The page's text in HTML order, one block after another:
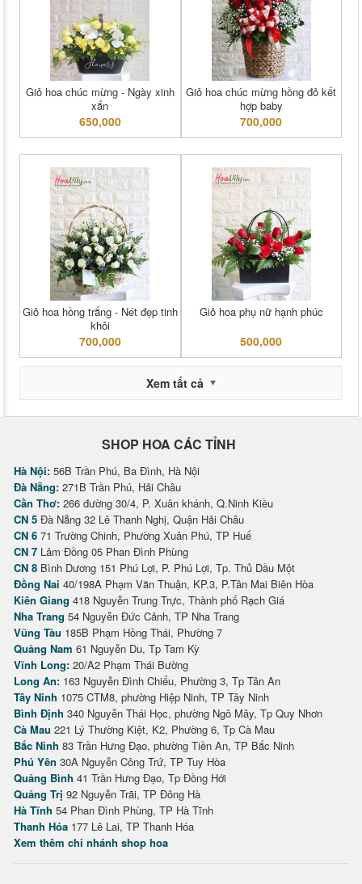
Giỏ hoa chúc mừng - Ngày xinh
xắn
650,000
Giỏ hoa chúc mừng hồng đỏ kết
hợp baby
700,000
Giỏ hoa hồng trắng - Nét đẹp tinh
khôi
700,000
Giỏ hoa phụ nữ hạnh phúc
500,000
Xem tất cả
SHOP HOA CÁC TỈNH
Hà Nội: 56B Trần Phú, Ba Đình, Hà Nội
Đà Nẵng: 271B Trần Phú, Hải Châu
Cần Thơ: 266 đường 30/4, P. Xuân khánh, Q.Ninh Kiều
CN 5 Đà Nẵng 32 Lê Thanh Nghị, Quận Hải Châu
CN 6 71 Trường Chinh, Phường Xuân Phú, TP Huế
CN 7 Lâm Đồng 05 Phan Đình Phùng
CN 8 Bình Dương 151 Phú Lợi, P. Phú Lợi, Tp. Thủ Dầu Một
Đồng Nai 40/198A Phạm Văn Thuận, KP.3, P.Tân Mai Biên Hòa
Kiên Giang 418 Nguyễn Trung Trực, Thành phố Rạch Giá
Nha Trang 54 Nguyễn Đức Cảnh, TP Nha Trang
Vũng Tàu 185B Phạm Hồng Thái, Phường 7
Quảng Nam 61 Nguyễn Du, Tp Tam Kỳ
Vĩnh Long: 20/A2 Phạm Thái Bường
Long An: 163 Nguyễn Đình Chiểu, Phường 3, Tp Tân An
Tây Ninh 1075 CTM8, phường Hiệp Ninh, TP Tây Ninh
Bình Định 340 Nguyễn Thái Học, phường Ngô Mây, Tp Quy Nhơn
Cà Mau 221 Lý Thường Kiệt, K2, Phường 6, Tp Cà Mau
Bắc Ninh 83 Trần Hưng Đạo, phường Tiền An, TP Bắc Ninh
Phú Yên 30A Nguyễn Công Trứ, TP Tuy Hòa
Quảng Bình 41 Trần Hưng Đạo, Tp Đồng Hới
Quảng Trị 92 Nguyễn Trãi, TP Đông Hà
Hà Tĩnh 54 Phan Đình Phùng, TP Hà Tĩnh
Thanh Hóa 177 Lê Lai, TP Thanh Hóa
Xem thêm chi nhánh shop hoa